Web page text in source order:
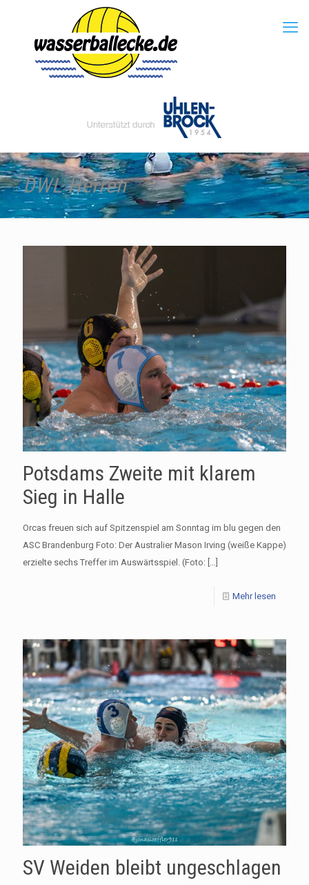
DWL Herren
Potsdams Zweite mit klarem
Sieg in Halle
Orcas freuen sich auf Spitzenspiel am Sonntag im blu gegen den
ASC Brandenburg Foto: Der Australier Mason Irving (weiße Kappe)
erzielte sechs Treffer im Auswärtsspiel. (Foto: […]
Mehr lesen
SV Weiden bleibt ungeschlagen